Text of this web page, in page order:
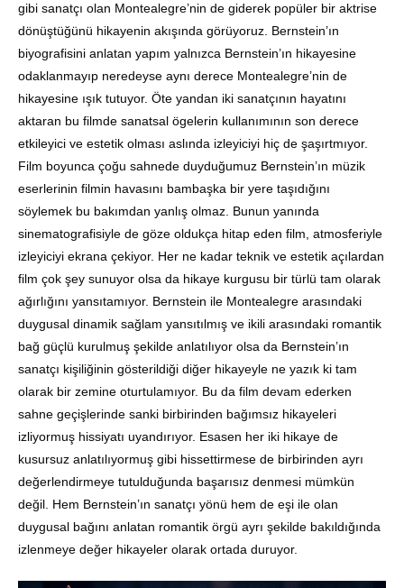
gibi sanatçı olan Montealegre’nin de giderek popüler bir aktrise
dönüştüğünü hikayenin akışında görüyoruz. Bernstein’ın
biyografisini anlatan yapım yalnızca Bernstein’ın hikayesine
odaklanmayıp neredeyse aynı derece Montealegre’nin de
hikayesine ışık tutuyor. Öte yandan iki sanatçının hayatını
aktaran bu filmde sanatsal ögelerin kullanımının son derece
etkileyici ve estetik olması aslında izleyiciyi hiç de şaşırtmıyor.
Film boyunca çoğu sahnede duyduğumuz Bernstein’ın müzik
eserlerinin filmin havasını bambaşka bir yere taşıdığını
söylemek bu bakımdan yanlış olmaz. Bunun yanında
sinematografisiyle de göze oldukça hitap eden film, atmosferiyle
izleyiciyi ekrana çekiyor. Her ne kadar teknik ve estetik açılardan
film çok şey sunuyor olsa da hikaye kurgusu bir türlü tam olarak
ağırlığını yansıtamıyor. Bernstein ile Montealegre arasındaki
duygusal dinamik sağlam yansıtılmış ve ikili arasındaki romantik
bağ güçlü kurulmuş şekilde anlatılıyor olsa da Bernstein’ın
sanatçı kişiliğinin gösterildiği diğer hikayeyle ne yazık ki tam
olarak bir zemine oturtulamıyor. Bu da film devam ederken
sahne geçişlerinde sanki birbirinden bağımsız hikayeleri
izliyormuş hissiyatı uyandırıyor. Esasen her iki hikaye de
kusursuz anlatılıyormuş gibi hissettirmese de birbirinden ayrı
değerlendirmeye tutulduğunda başarısız denmesi mümkün
değil. Hem Bernstein’ın sanatçı yönü hem de eşi ile olan
duygusal bağını anlatan romantik örgü ayrı şekilde bakıldığında
izlenmeye değer hikayeler olarak ortada duruyor.